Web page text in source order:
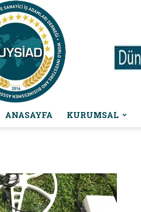
ANASAYFA KURUMSAL